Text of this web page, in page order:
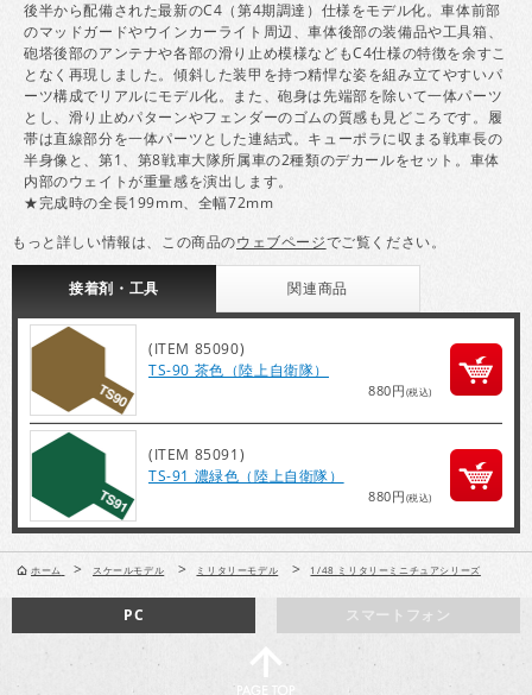
後半から配備された最新のC4（第4期調達）仕様をモデル化。車体前部
のマッドガードやウインカーライト周辺、車体後部の装備品や工具箱、
砲塔後部のアンテナや各部の滑り止め模様などもC4仕様の特徴を余すこ
となく再現しました。傾斜した装甲を持つ精悍な姿を組み立てやすいパ
ーツ構成でリアルにモデル化。また、砲身は先端部を除いて一体パーツ
とし、滑り止めパターンやフェンダーのゴムの質感も見どころです。履
帯は直線部分を一体パーツとした連結式。キューポラに収まる戦車長の
半身像と、第1、第8戦車大隊所属車の2種類のデカールをセット。車体
内部のウェイトが重量感を演出します。
★完成時の全長199mm、全幅72mm
もっと詳しい情報は、この商品のウェブページでご覧ください。
接着剤・ 工具 関連商品
(ITEM 85090)
TS-90 茶色（陸上自衛隊）
880円(税込)
(ITEM 85091)
TS-91 濃緑色（陸上自衛隊）
880円(税込)
ホーム > スケールモデル > ミリタリーモデル > 1/48 ミリタリーミニチュアシリーズ
スマートフォン
PC